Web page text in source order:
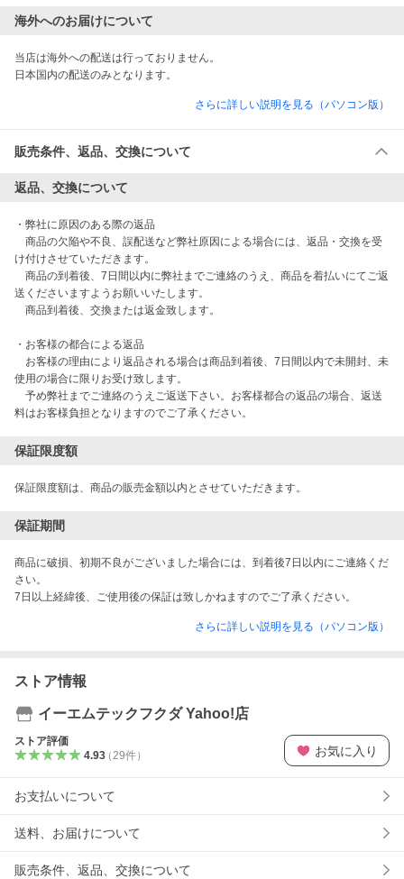
海外へのお届けについて
当店は海外への配送は行っておりません。
日本国内の配送のみとなります。
さらに詳しい説明を見る（パソコン版）
販売条件、返品、交換について
返品、交換について
・弊社に原因のある際の返品
商品の欠陥や不良、誤配送など弊社原因による場合には、返品・交換を受
け付けさせていただきます。
商品の到着後、7日間以内に弊社までご連絡のうえ、商品を着払いにてご返
送くださいますようお願いいたします。
商品到着後、交換または返金致します。
・お客様の都合による返品
お客様の理由により返品される場合は商品到着後、7日間以内で未開封、未
使用の場合に限りお受け致します。
予め弊社までご連絡のうえご返送下さい。お客様都合の返品の場合、返送
保証限度額
保証限度額は、商品の販売金額以内とさせていただきます。
保証期間
商品に破損、初期不良がございました場合には、到着後7日以内にご連絡くだ
さい。
7日以上経緯後、ご使用後の保証は致しかねますのでご了承ください。
さらに詳しい説明を見る（パソコン版）
ストア情報
イーエムテックフクダ Yahoo!店
ストア評価
4.93（ 29件） お気に入り
お支払いについて
送料、お届けについて
販売条件、返品、交換について